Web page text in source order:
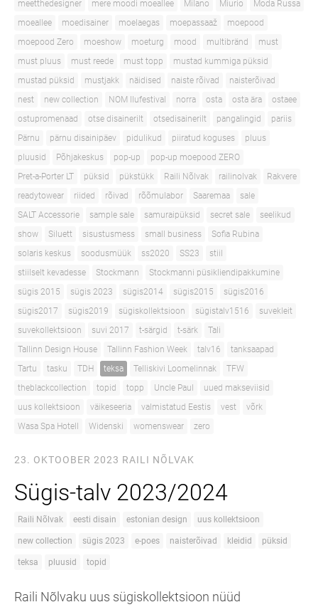
meetthedesigner
mere moodi moeallee Milano Miurio
Moda Russa
moeallee
moedisainer moelaegas moepassaaž
moepood
moepood Zero
moeshow moeturg mood multibränd
must
must pluus
must reede must topp
mustad kummiga püksid
mustad püksid
mustjakk näidised naiste rõivad
naisterõivad
nest
new collection NOM Ilufestival norra osta osta ära
ostaee
ostupromenaad
otse disainerilt otsedisainerilt pangalingid
pariis
Pärnu
pärnu disainipäev pidulikud piiratud koguses
pluus
pluusid
Põhjakeskus pop-up
pop-up moepood ZERO
Pret-a-Porter LT
püksid pükstükk Raili Nõlvak railinolvak
Rakvere
readytowear
riided rõivad rõõmulabor Saaremaa
sale
SALT Accessorie
sample sale samuraipüksid secret sale
seelikud
show
Siluett sisustusmess small business
Sofia Rubina
solaris keskus
soodusmüük ss2020 SS23
stiil
stiilselt kevadesse
Stockmann
Stockmanni püsikliendipakkumine
sügis 2015
sügis 2023 sügis2014 sügis2015
sügis2016
sügis2017
sügis2019 sügiskollektsioon sügistalv1516
suvekleit
suvekollektsioon
suvi 2017 t-särgid t-särk
Tali
Tallinn Design House
Tallinn Fashion Week talv16
tanksaapad
Tartu
tasku TDH teksa Telliskivi Loomelinnak
TFW
theblackcollection
topid topp Uncle Paul
uued makseviisid
uus kollektsioon
väikeseeria valmistatud Eestis vest
võrk
Wasa Spa Hotell
Widenski womenswear zero
23. OKTOOBER 2023 RAILI NÕLVAK
Sügis-talv 2023/2024
Raili Nõlvak eesti disain estonian design uus kollektsioon
new collection sügis 2023 e-poes naisterõivad kleidid püksid
teksa pluusid topid
Raili Nõlvaku uus sügiskollektsioon nüüd